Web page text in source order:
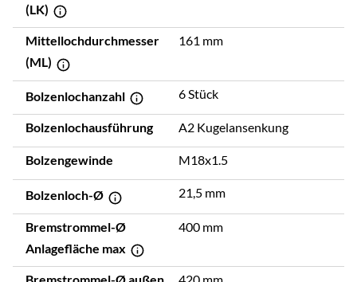
(LK)
Mittellochdurchmesser
(ML)
161 mm
Bolzenlochanzahl 6 Stück
Bolzenlochausführung A2 Kugelansenkung
Bolzengewinde M18x1.5
Bolzenloch-Ø 21,5 mm
Bremstrommel-Ø
Anlagefläche max
400 mm